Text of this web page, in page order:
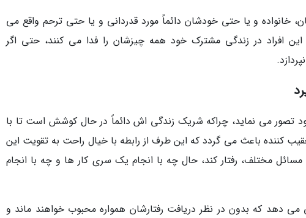
خانواده و یا حتی خودشان دائماً مورد قدردانی و یا حتی ترحم واقع می
این افراد در زندگی مشترک خود همه چیزشان را فدا می کنند، حتی اگر
تصور می نماید، چراکه شریک زندگی اش دائماً در حال کوشش است تا با
کننده باعث می گردد که این طرف از رابطه با خیال راحت به تقویت این
مختلف، رفتار کند، حال چه با انجام یک سری کار ها و چه با انجام
می دهد که بدون در نظر دریافت رفتارشان همواره محبوب خواهند ماند و